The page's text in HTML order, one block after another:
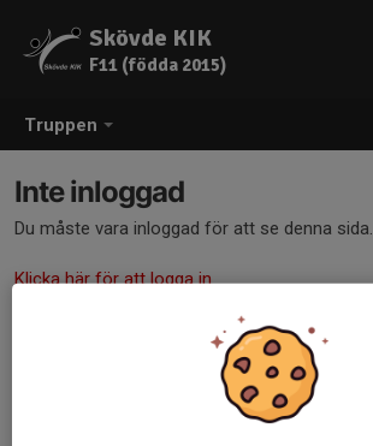
Truppen
Skövde KIK
F11 (födda 2015)
Inte inloggad
Du måste vara inloggad för att se denna sida.
Klicka här för att logga in